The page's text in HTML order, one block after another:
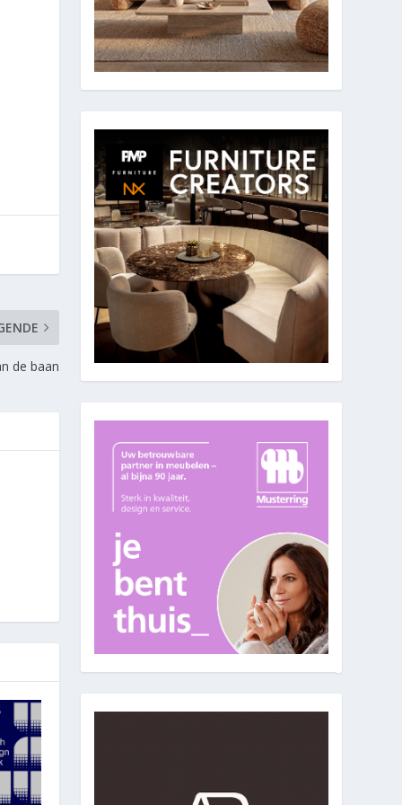
de baan